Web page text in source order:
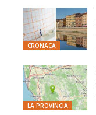
CRONACA
LA PROVINCIA